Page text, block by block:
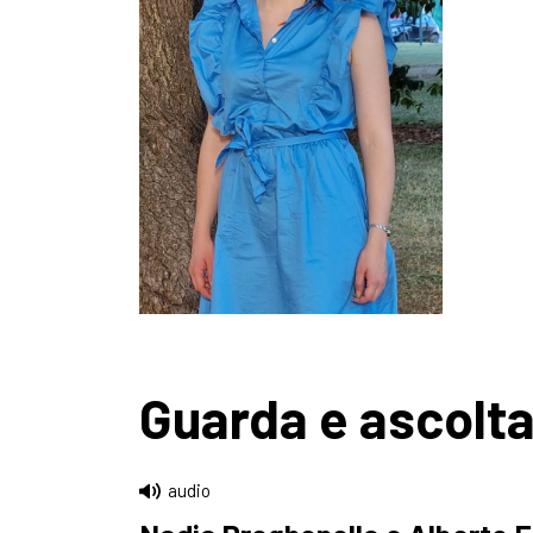
Guarda e
audio